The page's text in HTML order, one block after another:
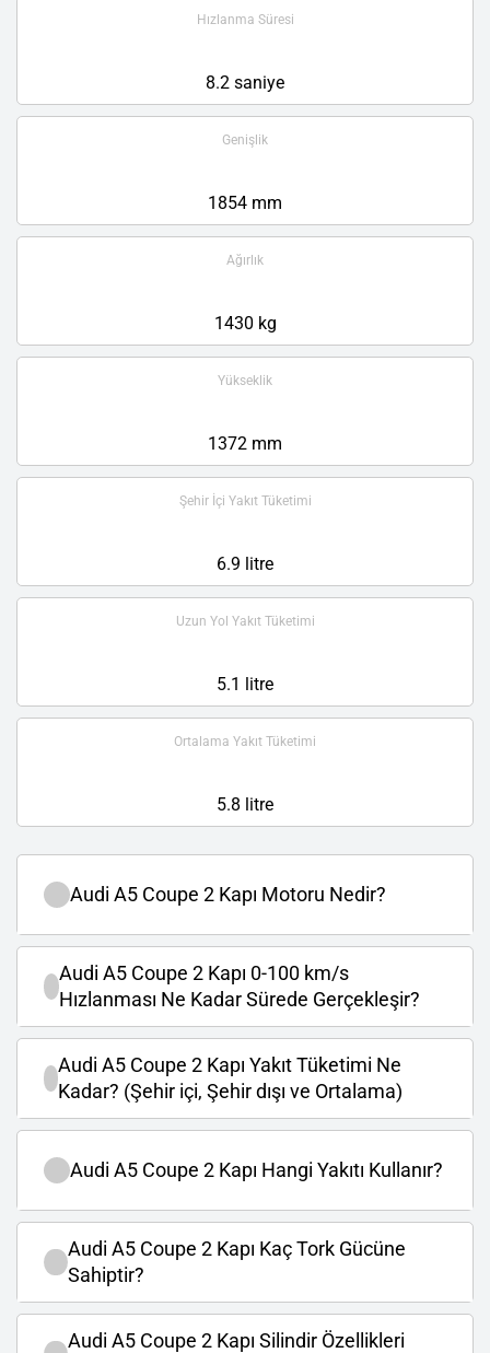
Hızlanma Süresi
8.2 saniye
Genişlik
1854 mm
Ağırlık
1430 kg
Yükseklik
1372 mm
Şehir İçi Yakıt Tüketimi
6.9 litre
Uzun Yol Yakıt Tüketimi
5.1 litre
Ortalama Yakıt Tüketimi
5.8 litre
Audi A5 Coupe 2 Kapı Motoru Nedir?
Audi A5 Coupe 2 Kapı 0-100 km/s
Hızlanması Ne Kadar Sürede Gerçekleşir?
Audi A5 Coupe 2 Kapı Yakıt Tüketimi Ne
Kadar? (Şehir içi, Şehir dışı ve Ortalama)
Audi A5 Coupe 2 Kapı Hangi Yakıtı Kullanır?
Audi A5 Coupe 2 Kapı Kaç Tork Gücüne
Sahiptir?
Audi A5 Coupe 2 Kapı Silindir Özellikleri